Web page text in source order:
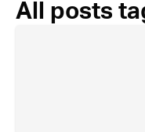
All posts